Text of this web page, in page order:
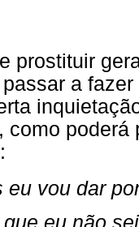
prostituir
a
como
eu vou dar